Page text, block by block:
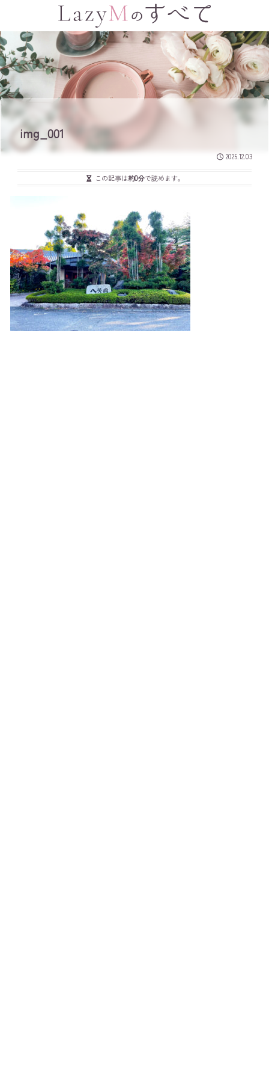
img_001
2025.12.03
この記事は約0分で読めます。